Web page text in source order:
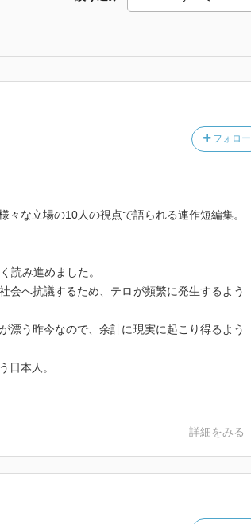
フォロー
な立場の10人の視点で語られる連作短編集。
読み進めました。
会へ抗議するため、テロが頻繁に発生するよう
漂う昨今なので、余計に現実に起こり得るよう
日本人。
詳細をみる